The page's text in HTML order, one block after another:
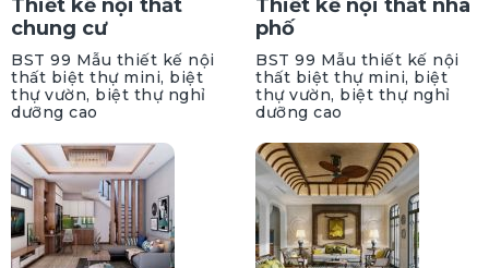
Thiết kế nội thất
chung cư
BST 99 Mẫu thiết kế nội
thất biệt thự mini, biệt
thự vườn, biệt thự nghỉ
dưỡng cao
Thiết kế nội thất nhà
phố
BST 99 Mẫu thiết kế nội
thất biệt thự mini, biệt
thự vườn, biệt thự nghỉ
dưỡng cao